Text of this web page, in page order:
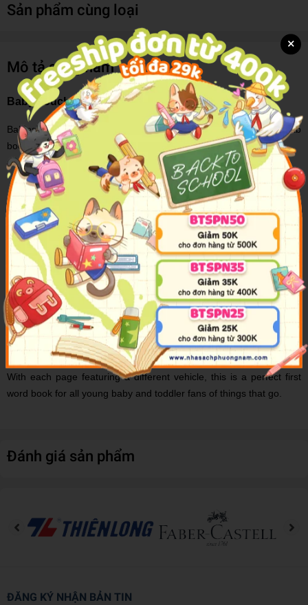
Sản phẩm cùng loại
Mô tả sản phẩm
Baby Touch: Vehicles Tab Book
Babies and toddlers will love this interactive touch-and-feel tab
book from Ladybird's best-selling Baby Touch series.
Use the vehicle-shaped tabs with your baby to turn the pages and
find and name the different bright vehicles throughout, from cars
and trains to helicopters and diggers.
There are also big, stimulating touch-and-feel areas to stroke and
talk about on every page - which wheel feels bumpy? Which
window feels shiny?
With each page featuring a different vehicle, this is a perfect first
word book for all young baby and toddler fans of things that go.
Đánh giá sản phẩm
ĐĂNG KÝ NHẬN BẢN TIN
×